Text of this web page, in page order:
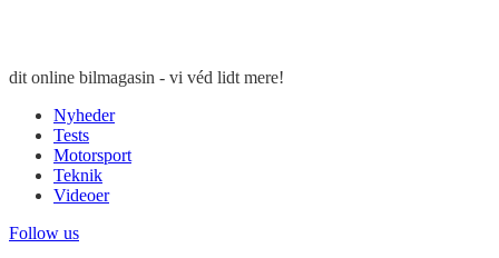
dit online bilmagasin - vi véd lidt mere!
Nyheder
Tests
Motorsport
Teknik
Videoer
Follow us